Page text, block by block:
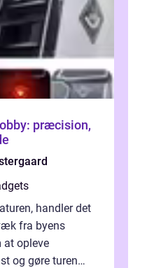
præcision,
handler det
fra byens
at opleve
og gøre turen